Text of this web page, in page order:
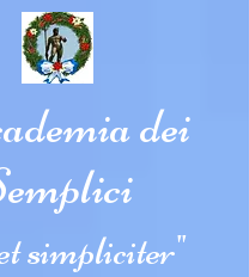
dei
simpliciter"